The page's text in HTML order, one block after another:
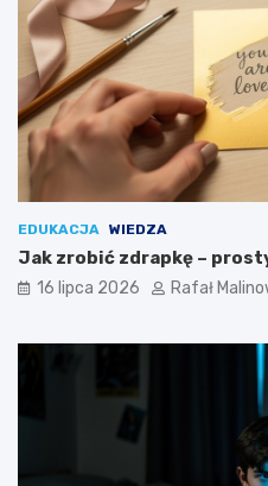
EDUKACJA WIEDZA
Jak zrobić zdrapkę –
16 lipca 2026 Rafał